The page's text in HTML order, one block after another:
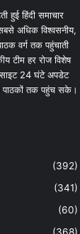
हिंदी समाचार
अधिक विश्वसनीय,
वर्ग तक पहुंचाती
टीम हर रोज विशेष
साइट 24 घंटे अपडेट
पाठकों तक पहुंच सके।
(392)
(341)
(60)